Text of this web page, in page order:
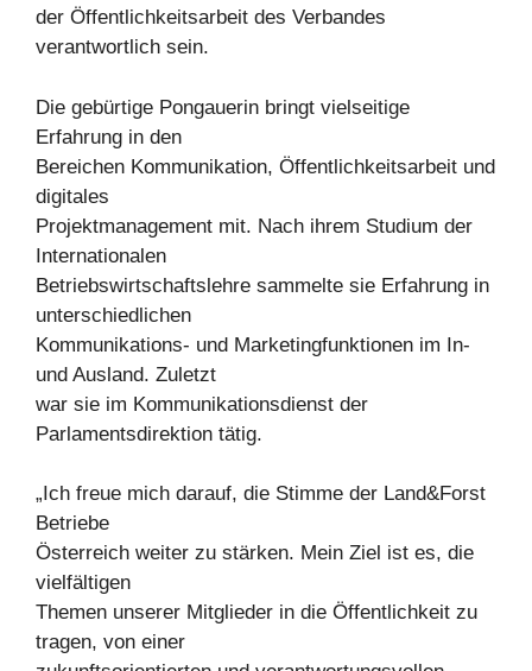
der Öffentlichkeitsarbeit des Verbandes
verantwortlich sein.
Die gebürtige Pongauerin bringt vielseitige
Erfahrung in den
Bereichen Kommunikation, Öffentlichkeitsarbeit und
digitales
Projektmanagement mit. Nach ihrem Studium der
Internationalen
Betriebswirtschaftslehre sammelte sie Erfahrung in
unterschiedlichen
Kommunikations- und Marketingfunktionen im In-
und Ausland. Zuletzt
war sie im Kommunikationsdienst der
Parlamentsdirektion tätig.
„Ich freue mich darauf, die Stimme der Land&Forst
Betriebe
Österreich weiter zu stärken. Mein Ziel ist es, die
vielfältigen
Themen unserer Mitglieder in die Öffentlichkeit zu
tragen, von einer